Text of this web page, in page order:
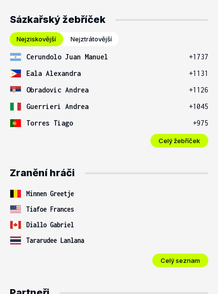
Sázkařský žebříček
Nejziskovější Nejztrátovější
Cerundolo Juan Manuel
+1737
Eala Alexandra
+1131
Obradovic Andrea
+1126
Guerrieri Andrea
+1045
Torres Tiago
+975
Celý žebříček
Zranění hráči
Minnen Greetje
Tiafoe Frances
Diallo Gabriel
Tararudee Lanlana
Celý seznam